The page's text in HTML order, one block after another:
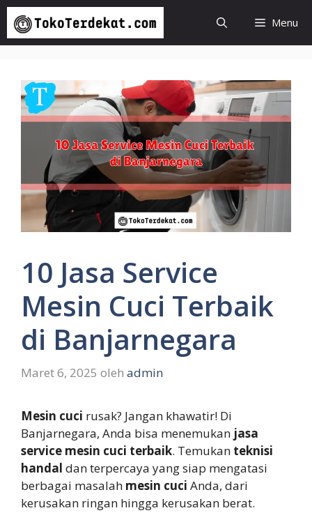
Langsung
isi
Menu
10 Jasa Service
Mesin Cuci Terbaik
di Banjarnegara
Maret 6, 2025 oleh admin
Mesin cuci rusak? Jangan khawatir! Di
Banjarnegara, Anda bisa menemukan jasa
service mesin cuci terbaik. Temukan teknisi
handal dan terpercaya yang siap mengatasi
berbagai masalah mesin cuci Anda, dari
kerusakan ringan hingga kerusakan berat.